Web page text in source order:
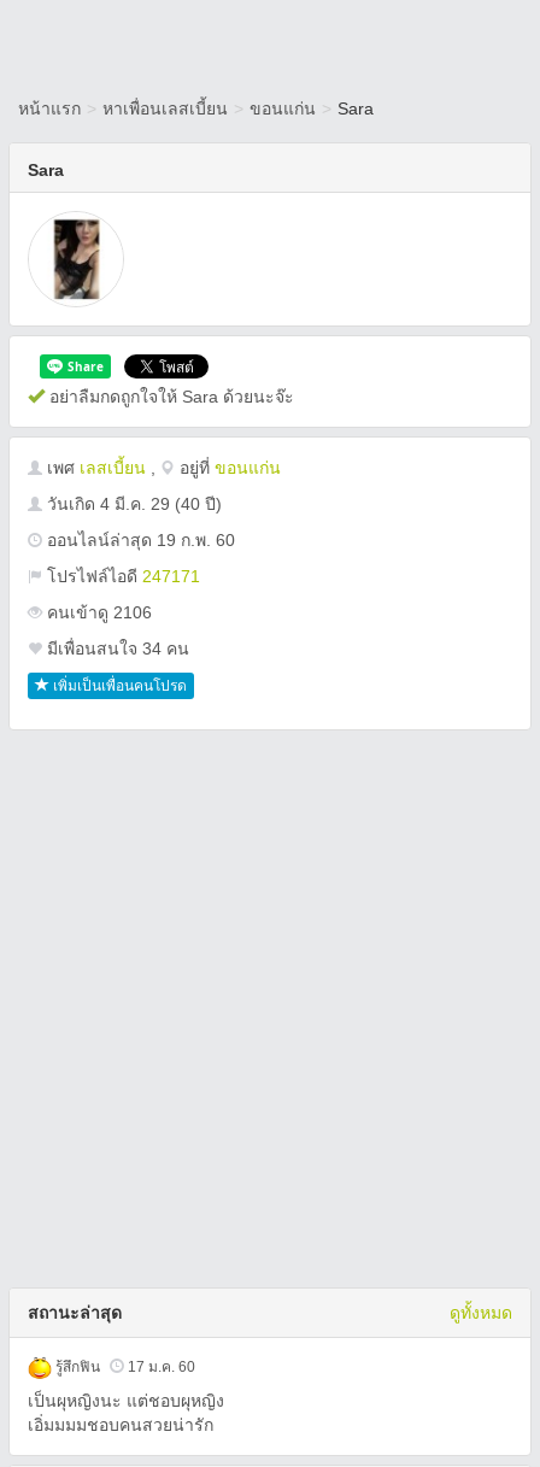
หน้าแรก > หาเพื่อนเลสเบี้ยน > ขอนแก่น > Sara
Sara
อย่าลืมกดถูกใจให้ Sara ด้วยนะจ๊ะ
เพศ เลสเบี้ยน อยู่ที่ ขอนแก่น
วันเกิด 4 มี.ค. 29 (40 ปี)
ออนไลน์ล่าสุด 19 ก.พ. 60
โปรไฟล์ไอดี 247171
คนเข้าดู 2106
มีเพื่อนสนใจ 34 คน
เพิ่มเป็นเพื่อนคนโปรด
สถานะล่าสุด ดูทั้งหมด
รู้สึกฟิน 17 ม.ค. 60
เป็นผุหญิงนะ แต่ชอบผุหญิง
เอิ่มมมมชอบคนสวยน่ารัก